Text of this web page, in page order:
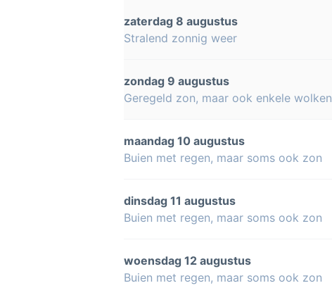
zaterdag 8 augustus
Stralend zonnig weer
zondag 9 augustus
Geregeld zon, maar ook enkele wolken
maandag 10 augustus
Buien met regen, maar soms ook zon
dinsdag 11 augustus
Buien met regen, maar soms ook zon
woensdag 12 augustus
Buien met regen, maar soms ook zon